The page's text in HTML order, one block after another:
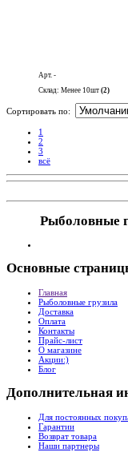
Арт. -
Склад: Менее 10шт (2)
Сортировать по:
1
2
3
всё
Рыболовные
Основные
Главная
Рыболовные грузила
Доставка
Оплата
Контакты
Прайс-лист
О магазине
Акции:)
Блог
Дополнительная
Для постоянных
Гарантии
Возврат товара
Наши партнеры